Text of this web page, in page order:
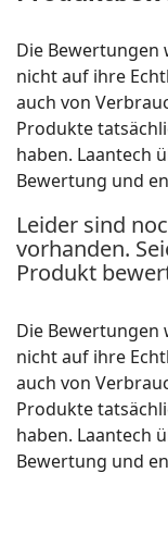
Die
nicht auf ihre
auch von
Produkte
haben. Laantech
Bewertung und
Leider sind
vorhanden.
Produkt
Die
nicht auf ihre
auch von
Produkte
haben. Laantech
Bewertung und